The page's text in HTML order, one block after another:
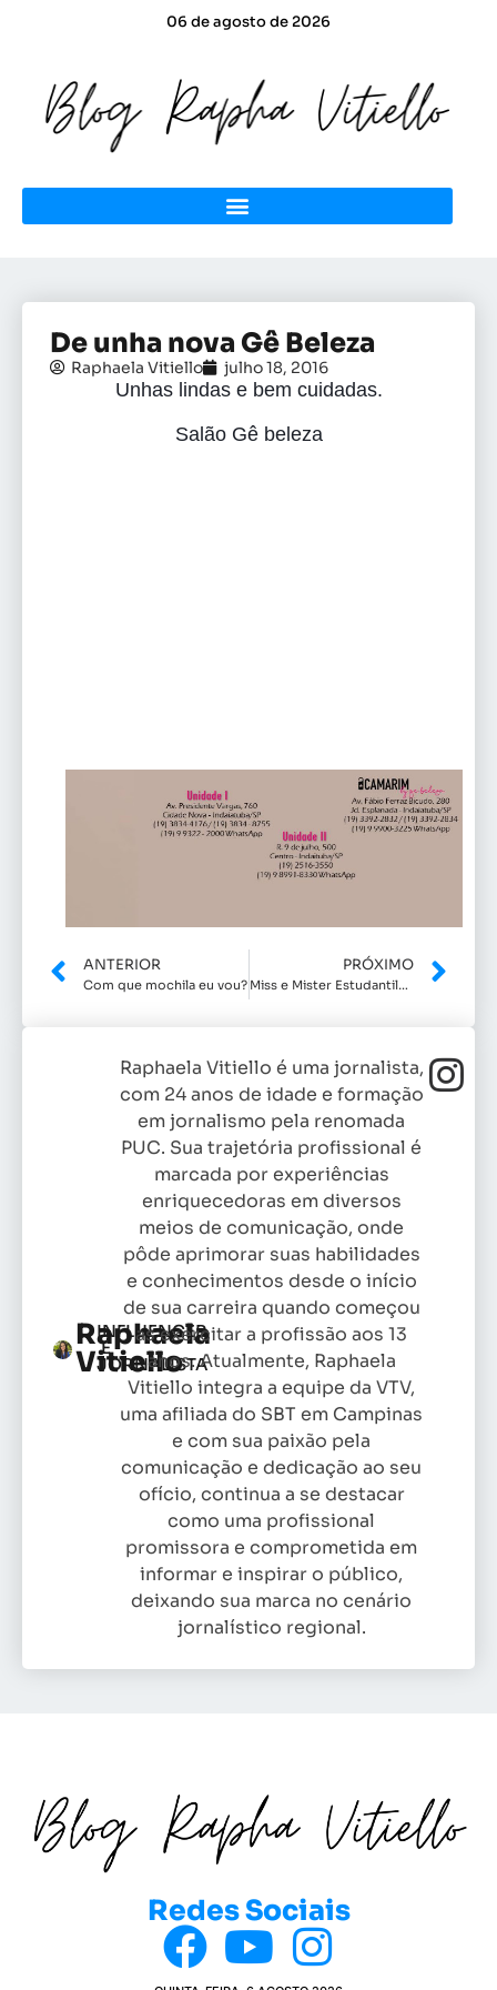
06 de agosto de 2026
De unha nova Gê Beleza
Raphaela Vitiello julho 18, 2016
Unhas lindas e bem cuidadas.
Salão Gê beleza
ANTERIOR
Com que mochila eu vou?
PRÓXIMO
Miss e Mister Estudantil- Indaiatuba e região
Raphaela
Vitiello
INFLUENCER
E
JORNALISTA
Raphaela Vitiello é uma jornalista,
com 24 anos de idade e formação
em jornalismo pela renomada
PUC. Sua trajetória profissional é
marcada por experiências
enriquecedoras em diversos
meios de comunicação, onde
pôde aprimorar suas habilidades
e conhecimentos desde o início
de sua carreira quando começou
as exercitar a profissão aos 13
anos. Atualmente, Raphaela
Vitiello integra a equipe da VTV,
uma afiliada do SBT em Campinas
e com sua paixão pela
comunicação e dedicação ao seu
ofício, continua a se destacar
como uma profissional
promissora e comprometida em
informar e inspirar o público,
deixando sua marca no cenário
jornalístico regional.
Redes Sociais